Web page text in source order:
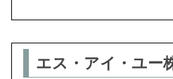
エス・アイ・ユー